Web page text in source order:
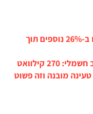
מחירי הסוללות לרכב חשמלי יצנחו ב-26% נוספים תוך
קילוואט
מובנה וזה פשוט